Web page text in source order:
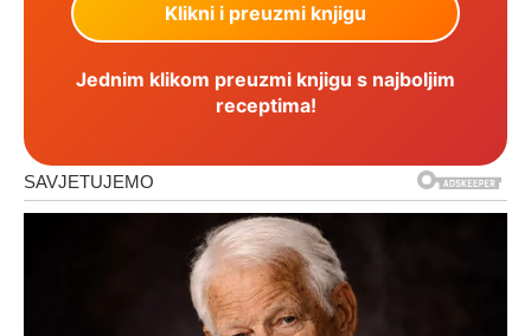
Jednim klikom preuzmi knjigu s najboljim
receptima!